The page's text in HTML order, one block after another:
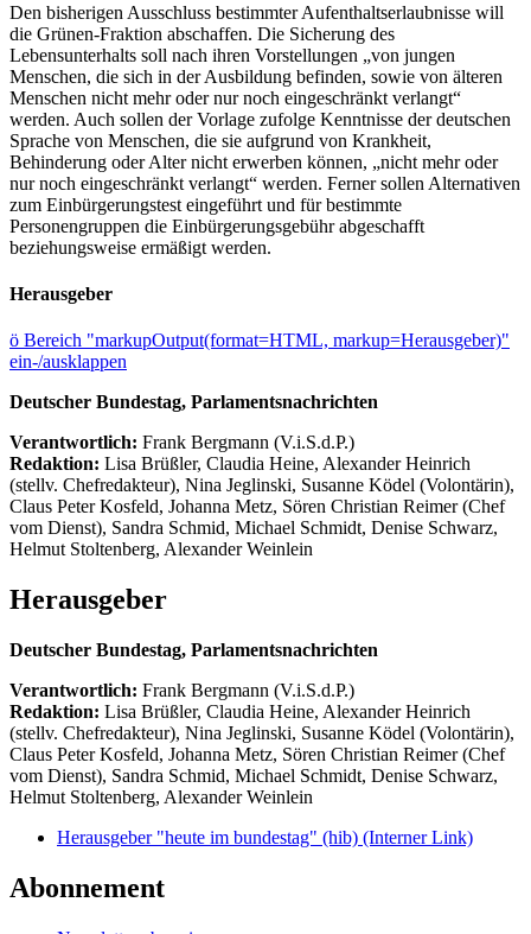
Den bisherigen Ausschluss bestimmter Aufenthaltserlaubnisse will
die Grünen-Fraktion abschaffen. Die Sicherung des
Lebensunterhalts soll nach ihren Vorstellungen „von jungen
Menschen, die sich in der Ausbildung befinden, sowie von älteren
Menschen nicht mehr oder nur noch eingeschränkt verlangt“
werden. Auch sollen der Vorlage zufolge Kenntnisse der deutschen
Sprache von Menschen, die sie aufgrund von Krankheit,
Behinderung oder Alter nicht erwerben können, „nicht mehr oder
nur noch eingeschränkt verlangt“ werden. Ferner sollen Alternativen
zum Einbürgerungstest eingeführt und für bestimmte
Personengruppen die Einbürgerungsgebühr abgeschafft
beziehungsweise ermäßigt werden.
Herausgeber
ö Bereich "markupOutput(format=HTML, markup=Herausgeber)"
ein-/ausklappen
Deutscher Bundestag, Parlamentsnachrichten
Verantwortlich: Frank Bergmann (V.i.S.d.P.)
Redaktion: Lisa Brüßler, Claudia Heine, Alexander Heinrich
(stellv. Chefredakteur), Nina Jeglinski, Susanne Ködel (Volontärin),
Claus Peter Kosfeld, Johanna Metz, Sören Christian Reimer (Chef
vom Dienst), Sandra Schmid, Michael Schmidt, Denise Schwarz,
Helmut Stoltenberg, Alexander Weinlein
Herausgeber
Deutscher Bundestag, Parlamentsnachrichten
Verantwortlich: Frank Bergmann (V.i.S.d.P.)
Redaktion: Lisa Brüßler, Claudia Heine, Alexander Heinrich
(stellv. Chefredakteur), Nina Jeglinski, Susanne Ködel (Volontärin),
Claus Peter Kosfeld, Johanna Metz, Sören Christian Reimer (Chef
vom Dienst), Sandra Schmid, Michael Schmidt, Denise Schwarz,
Helmut Stoltenberg, Alexander Weinlein
Herausgeber "heute im bundestag" (hib) (Interner Link)
Abonnement